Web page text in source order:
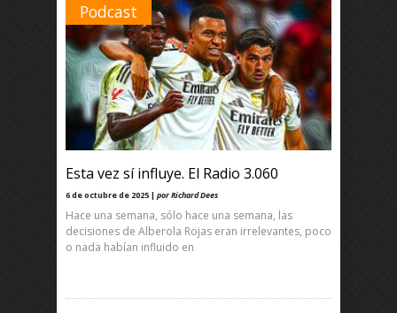
Podcast
Esta vez sí influye. El Radio 3.060
6 de octubre de 2025 | por Richard Dees
Hace una semana, sólo hace una semana, las
decisiones de Alberola Rojas eran irrelevantes, poco
o nada habían influido en